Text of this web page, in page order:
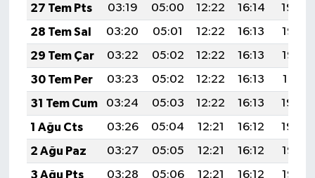
27 Tem Pts
03:19 05:00 12:22 16:14
19:34
28 Tem Sal
03:20 05:01 12:22 16:13
19:33
29 Tem Çar
03:22 05:02 12:22 16:13
19:32
30 Tem Per
03:23 05:02 12:22 16:13
19:31
31 Tem Cum
03:24 05:03 12:22 16:13
19:30
1 Ağu Cts
03:26 05:04 12:21 16:12
19:29
2 Ağu Paz
03:27 05:05 12:21 16:12
19:28
3 Ağu Pts
03:28 05:06 12:21 16:12
19:27